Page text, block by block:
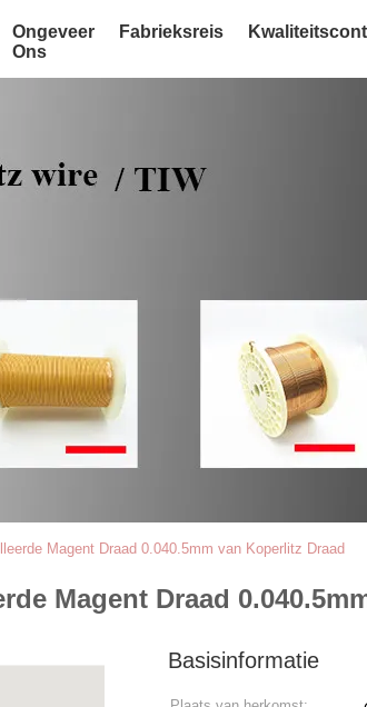
Ongeveer
Ons
Fabrieksreis
Magent Draad 0.040.5mm van Koperlitz Draad
Magent Draad
Basisinformatie